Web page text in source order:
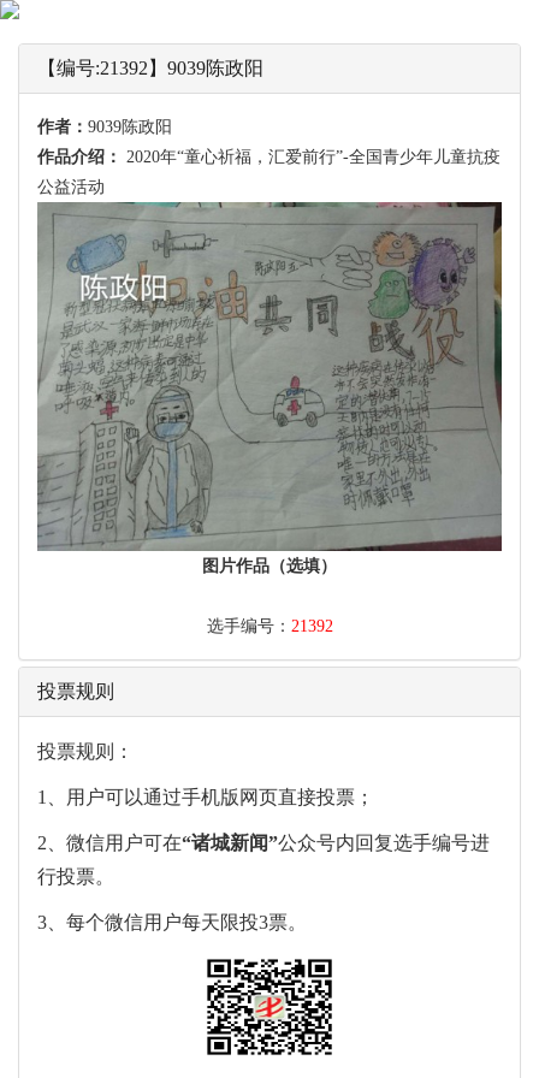
【编号:21392】9039陈政阳
作者： 9039陈政阳
作品介绍： 2020年“童心祈福，汇爱前行”-全国青少年儿童抗疫
公益活动
图片作品（选填）
选手编号： 21392
投票规则
投票规则：
1、用户可以通过手机版网页直接投票；
2、微信用户可在“诸城新闻”公众号内回复选手编号进
行投票。
3、每个微信用户每天限投3票。